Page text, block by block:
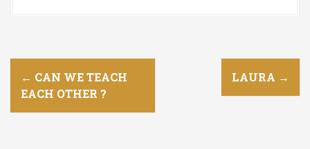
N
a
← CAN WE TEACH
EACH OTHER ?
LAURA →